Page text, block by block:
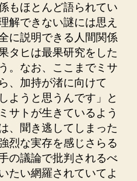
もほとんど語られてい
解できない謎には思え
に説明できる人間関係
タヒは最果研究をした
。なお、ここまでミサ
、加持が渚に向けて
ようと思うんです」と
サトが生きているよう
、聞き逃してしまった
烈な実存を感じさらる
の議論で批判されるべ
たい網羅されていてよ